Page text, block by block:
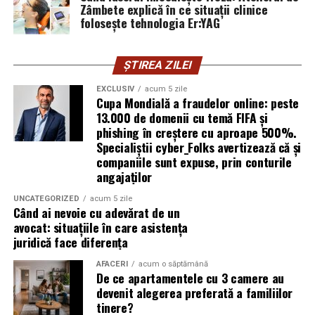
Subiectul a fost semnalat și de FBI, care a inclus în
turneului, de la fraude online și furtul datelor până la
operațiuni de dezinformare.
Avertismentele publice s-au concentrat în principal
asupra fanilor și infrastructurii orașelor gazdă, însă
specialiștii atrag atenția că firmele pot fi afectate
inclusiv atunci când nu au nicio legătură directă cu
industria sportului, turismului sau vânzarea de bilete.
Atacurile sunt mai eficiente în contextul
evenimentelor globale
Campaniile de phishing asociate evenimentelor
importante profită de interesul public ridicat, de
presiunea timpului și de teama utilizatorilor că ar putea
pierde o ofertă sau o oportunitate. Mesajele care anunță
Zâmbete explică în ce situații clinice
folosește tehnologia Er:YAG
ȘTIREA ZILEI
EXCLUSIV acum 5 zile
Cupa Mondială a fraudelor online: peste
13.000 de domenii cu temă FIFA și
phishing în creștere cu aproape 500%.
Specialiștii cyber_Folks avertizează că și
companiile sunt expuse, prin conturile
angajaților
UNCATEGORIZED acum 5 zile
Când ai nevoie cu adevărat de un
avocat: situațiile în care asistența
juridică face diferența
AFACERI acum o săptămână
De ce apartamentele cu 3 camere au
devenit alegerea preferată a familiilor
tinere?